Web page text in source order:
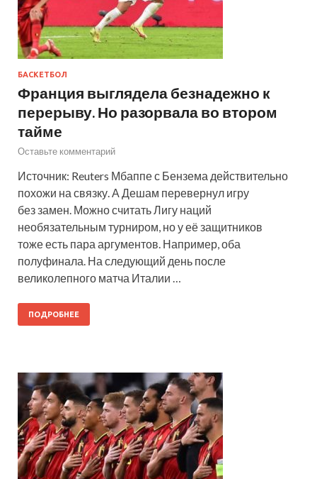
БАСКЕТБОЛ
Франция выглядела безнадежно к
перерыву. Но разорвала во втором
тайме
Оставьте комментарий
Источник: Reuters Мбаппе с Бензема действительно
похожи на связку. А Дешам перевернул игру
без замен. Можно считать Лигу наций
необязательным турниром, но у её защитников
тоже есть пара аргументов. Например, оба
полуфинала. На следующий день после
великолепного матча Италии …
ПОДРОБНЕЕ